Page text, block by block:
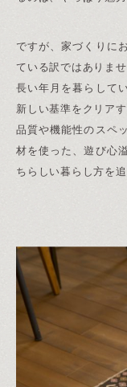
ですが、家づくりに
ている訳ではありませ
長い年月を暮らして
新しい基準をクリア
品質や機能性のスペ
材を使った、遊び心
ちらしい暮らし方を